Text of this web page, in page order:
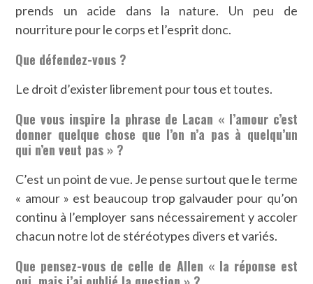
prends un acide dans la nature. Un peu de
nourriture pour le corps et l’esprit donc.
Que défendez-vous ?
Le droit d’exister librement pour tous et toutes.
Que vous inspire la phrase de Lacan « l’amour c’est
donner quelque chose que l’on n’a pas à quelqu’un
qui n’en veut pas » ?
C’est un point de vue. Je pense surtout que le terme
« amour » est beaucoup trop galvauder pour qu’on
continu à l’employer sans nécessairement y accoler
chacun notre lot de stéréotypes divers et variés.
Que pensez-vous de celle de Allen « la réponse est